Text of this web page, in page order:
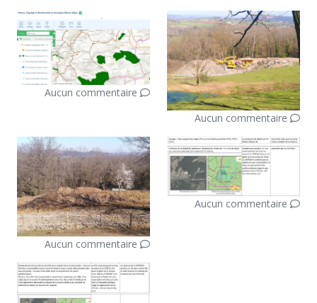
Aucun commentaire
Aucun commentaire
Aucun commentaire
Aucun commentaire